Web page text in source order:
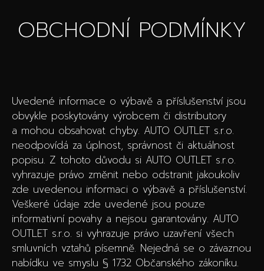
OBCHODNÍ PODMÍNKY
Uvedené informace o výbavě a příslušenství jsou
obvykle poskytovány výrobcem či distributory
a mohou obsahovat chyby. AUTO OUTLET s.r.o.
neodpovídá za úplnost, správnost či aktuálnost
popisu. Z tohoto důvodu si AUTO OUTLET s.r.o.
vyhrazuje právo změnit nebo odstranit jakoukoliv
zde uvedenou informaci o výbavě a příslušenství.
Veškeré údaje zde uvedené jsou pouze
informativní povahy a nejsou garantovány. AUTO
OUTLET s.r.o. si vyhrazuje právo uzavření všech
smluvních vztahů písemně. Nejedná se o závaznou
nabídku ve smyslu § 1732 Občanského zákoníku.